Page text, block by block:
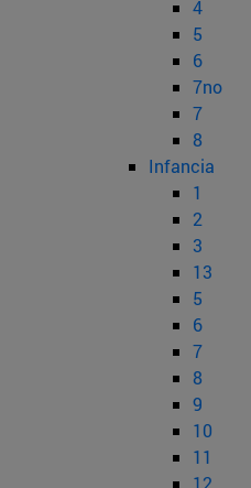
4
5
6
7no
7
8
Infancia
1
2
3
13
5
6
7
8
9
10
11
12